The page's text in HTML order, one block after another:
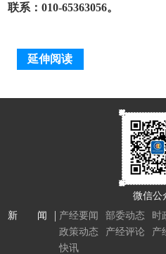
联系：010-65363056。
延伸阅读
微信公
新 闻
产经要闻 部委动态 时
政策动态
产经评论 产
快讯